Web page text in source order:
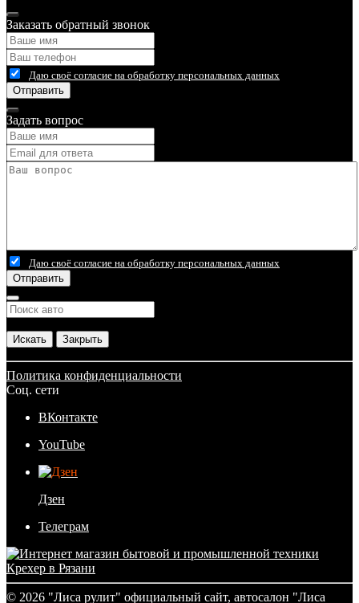
Заказать обратный звонок
Даю своё согласие на обработку персональных данных
Отправить
Задать вопрос
Даю своё согласие на обработку персональных данных
Отправить
Искать Закрыть
Политика конфиденциальности
Соц. сети
ВКонтакте
YouTube
Дзен
Телеграм
© 2026 "Лиса рулит" официальный сайт, автосалон "Лиса